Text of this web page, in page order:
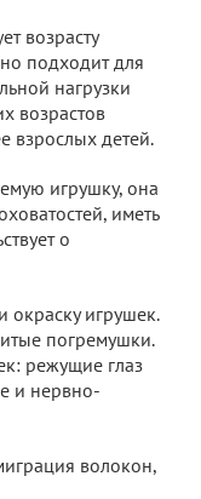
возрасту
подходит для
нагрузки
возрастов
взрослых детей.
игрушку, она
иметь
о
окраску игрушек.
погремушки.
режущие глаз
и нервно-
волокон,